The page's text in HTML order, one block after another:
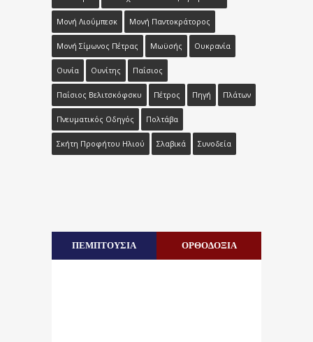
Μονή Λιοΰμπεσκ Μονή Παντοκράτορος
Μονή Σίμωνος Πέτρας Μωϋσής Ουκρανία
Ουνία Ουνίτης Παΐσιος
Παΐσιος Βελιτσκόφσκυ Πέτρος Πηγή Πλάτων
Πνευματικός Οδηγός Πολτάβα
Σκήτη Προφήτου Ηλιού Σλαβικά Συνοδεία
ΠΕΜΠΤΟΥΣΙΑ ΟΡΘΟΔΟΞΙΑ